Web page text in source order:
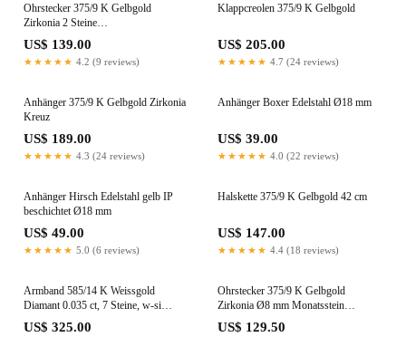
Ohrstecker 375/9 K Gelbgold
Zirkonia 2 Steine
Süsswasserzuchtperle, 2 Perlen, 5.5
mm
US$ 139.00
★★★★★ 4.2 (9 reviews)
Klappcreolen 375/9 K Gelbgold
US$ 205.00
★★★★★ 4.7 (24 reviews)
Anhänger 375/9 K Gelbgold Zirkonia
Kreuz
US$ 189.00
★★★★★ 4.3 (24 reviews)
Anhänger Boxer Edelstahl Ø18 mm
US$ 39.00
★★★★★ 4.0 (22 reviews)
Anhänger Hirsch Edelstahl gelb IP
beschichtet Ø18 mm
US$ 49.00
★★★★★ 5.0 (6 reviews)
Halskette 375/9 K Gelbgold 42 cm
US$ 147.00
★★★★★ 4.4 (18 reviews)
Armband 585/14 K Weissgold
Diamant 0.035 ct, 7 Steine, w-si
verstellbar
US$ 325.00
Ohrstecker 375/9 K Gelbgold
Zirkonia Ø8 mm Monatsstein
September
US$ 129.50